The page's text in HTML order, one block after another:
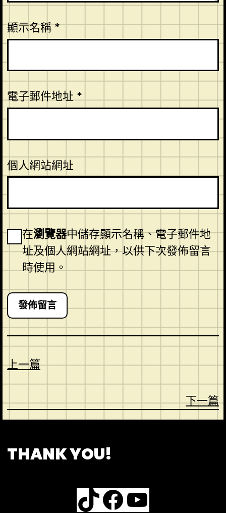
顯示名稱*
電子郵件地址*
個人網站網址
在瀏覽器中儲存顯示名稱、電子郵件地
址及個人網站網址，以供下次發佈留言
時使用。
上一篇
下一篇
THANK YOU!
TikTok Facebook YouTube